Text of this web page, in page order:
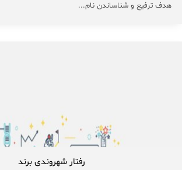
هدف ترفیع و شناساندن نام...
رفتار شهروندی برند